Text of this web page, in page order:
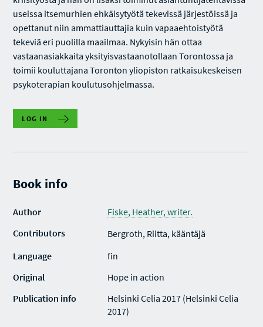
useissa itsemurhien ehkäisytyötä tekevissä järjestöissä ja
opettanut niin ammattiauttajia kuin vapaaehtoistyötä
tekeviä eri puolilla maailmaa. Nykyisin hän ottaa
vastaanasiakkaita yksityisvastaanotollaan Torontossa ja
toimii kouluttajana Toronton yliopiston ratkaisukeskeisen
psykoterapian koulutusohjelmassa.
LOG IN
Book info
Author
Fiske, Heather, writer.
Contributors
Bergroth, Riitta, kääntäjä
Language
fin
Original
Hope in action
Publication info
Helsinki Celia 2017 (Helsinki Celia
2017)